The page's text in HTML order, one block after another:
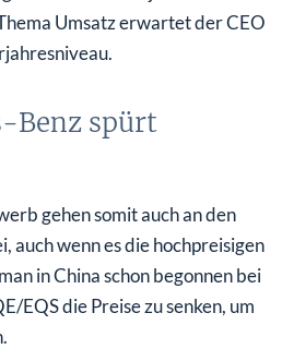
Umsatz erwartet der CEO
Benz spürt
gehen somit auch an den
auch wenn es die hochpreisigen
in China schon begonnen bei
EQS die Preise zu senken, um